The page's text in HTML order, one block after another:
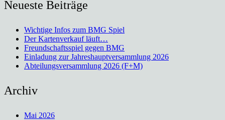
Neueste Beiträge
Wichtige Infos zum BMG Spiel
Der Kartenverkauf läuft…
Freundschaftsspiel gegen BMG
Einladung zur Jahreshauptversammlung 2026
Abteilungsversammlung 2026 (F+M)
Archiv
Mai 2026